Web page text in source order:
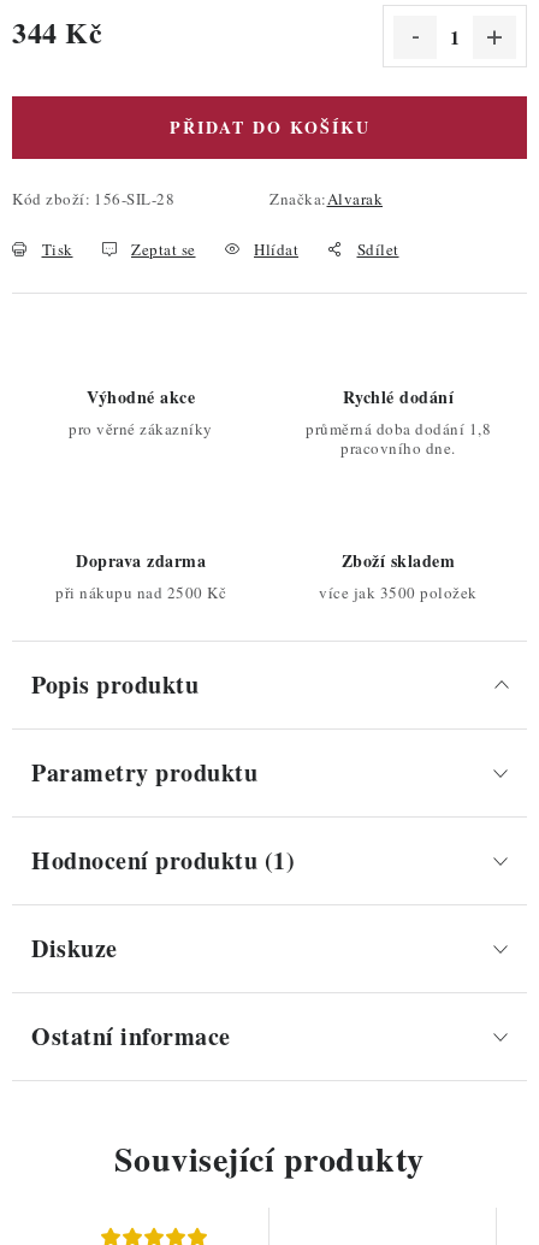
344 Kč
PŘIDAT DO KOŠÍKU
Kód zboží: 156-SIL-28 Značka:Alvarak
Tisk Zeptat se Hlídat Sdílet
Výhodné akce
pro věrné zákazníky
Rychlé dodání
průměrná doba dodání 1,8
pracovního dne.
Doprava zdarma
při nákupu nad 2500 Kč
Zboží skladem
více jak 3500 položek
Popis produktu
Parametry produktu
Hodnocení produktu (1)
Diskuze
Ostatní informace
Související produkty